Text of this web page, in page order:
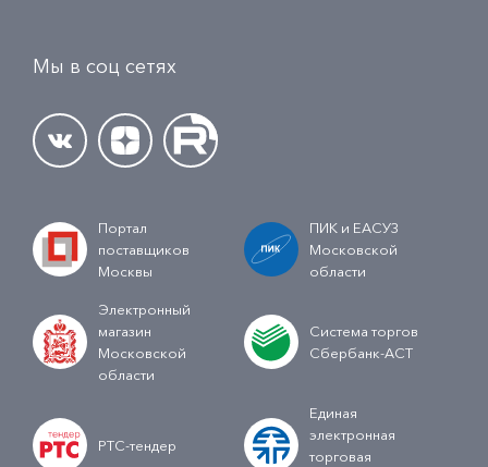
Мы в соц сетях
Портал
поставщиков
Москвы
ПИК и ЕАСУЗ
Московской
области
Электронный
магазин
Московской
области
Система торгов
Сбербанк-АСТ
РТС-тендер
Единая
электронная
торговая